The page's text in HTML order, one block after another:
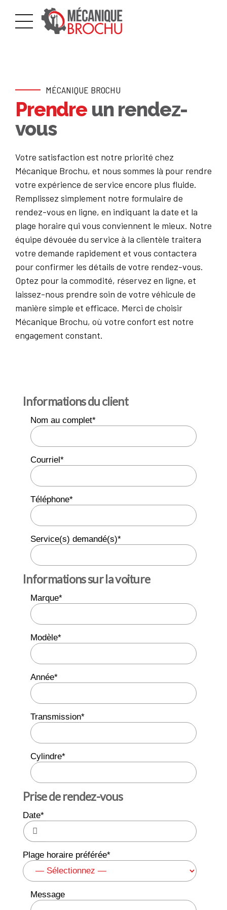
MÉCANIQUE BROCHU
Prendre un rendez-
vous
Votre satisfaction est notre priorité chez
Mécanique Brochu, et nous sommes là pour rendre
votre expérience de service encore plus fluide.
Remplissez simplement notre formulaire de
rendez-vous en ligne, en indiquant la date et la
plage horaire qui vous conviennent le mieux. Notre
équipe dévouée du service à la clientèle traitera
votre demande rapidement et vous contactera
pour confirmer les détails de votre rendez-vous.
Optez pour la commodité, réservez en ligne, et
laissez-nous prendre soin de votre véhicule de
manière simple et efficace. Merci de choisir
Mécanique Brochu, où votre confort est notre
engagement constant.
Informations du client
Nom au complet*
Courriel*
Téléphone*
Service(s) demandé(s)*
Informations sur la voiture
Marque*
Modèle*
Année*
Transmission*
Cylindre*
Prise de rendez-vous
Date*
Plage horaire préférée*
Message